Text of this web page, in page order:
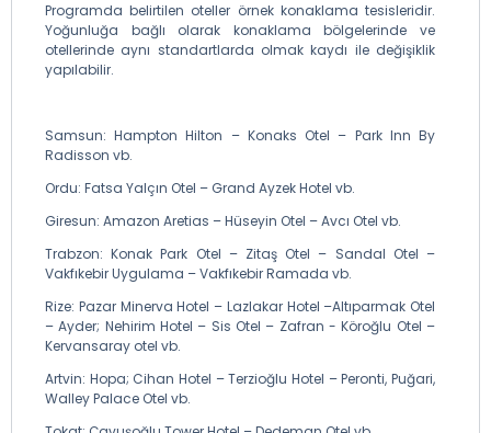
Programda belirtilen oteller örnek konaklama tesisleridir.
Yoğunluğa bağlı olarak konaklama bölgelerinde ve
otellerinde aynı standartlarda olmak kaydı ile değişiklik
yapılabilir.
Samsun: Hampton Hilton – Konaks Otel – Park Inn By
Radisson vb.
Ordu: Fatsa Yalçın Otel – Grand Ayzek Hotel vb.
Giresun: Amazon Aretias – Hüseyin Otel – Avcı Otel vb.
Trabzon: Konak Park Otel – Zitaş Otel – Sandal Otel –
Vakfıkebir Uygulama – Vakfıkebir Ramada vb.
Rize: Pazar Minerva Hotel – Lazlakar Hotel –Altıparmak Otel
– Ayder; Nehirim Hotel – Sis Otel – Zafran - Köroğlu Otel –
Kervansaray otel vb.
Artvin: Hopa; Cihan Hotel – Terzioğlu Hotel – Peronti, Puğari,
Walley Palace Otel vb.